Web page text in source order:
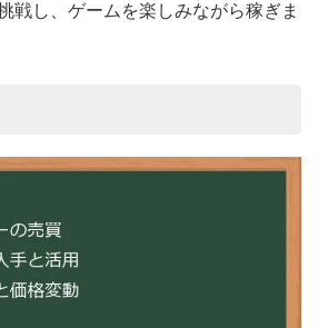
戦し、ゲームを楽しみながら稼ぎま